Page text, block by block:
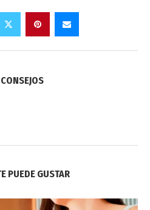
PUEDE GUSTAR